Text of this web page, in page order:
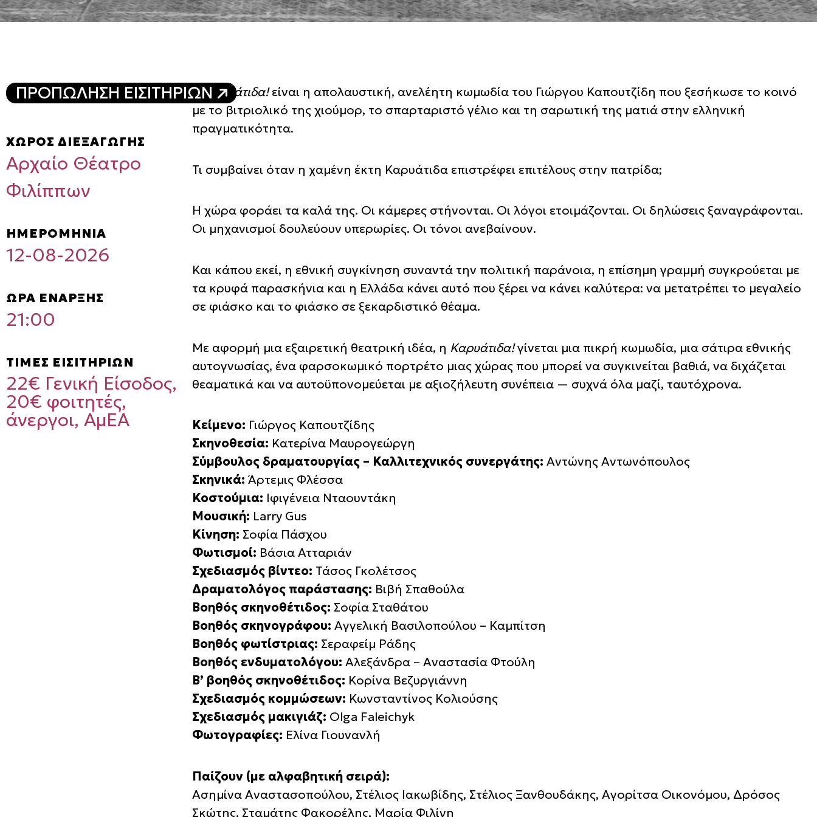
ΠΡΟΠΩΛΗΣΗ ΕΙΣΙΤΗΡΙΩΝ
ΧΩΡΟΣ ΔΙΕΞΑΓΩΓΗΣ
Αρχαίο Θέατρο
Φιλίππων
ΗΜΕΡΟΜΗΝΙΑ
12-08-2026
ΩΡΑ ΕΝΑΡΞΗΣ
21:00
ΤΙΜΕΣ ΕΙΣΙΤΗΡΙΩΝ
22€ Γενική Είσοδος,
20€ φοιτητές,
άνεργοι, ΑμΕΑ
Η Καρυάτιδα!είναι η απολαυστική, ανελέητη κωμωδία του Γιώργου Καπουτζίδη που ξεσήκωσε το κοινό
με το βιτριολικό της χιούμορ, το σπαρταριστό γέλιο και τη σαρωτική της ματιά στην ελληνική
πραγματικότητα.
Τι συμβαίνει όταν η χαμένη έκτη Καρυάτιδα επιστρέφει επιτέλους στην πατρίδα;
Η χώρα φοράει τα καλά της. Οι κάμερες στήνονται. Οι λόγοι ετοιμάζονται. Οι δηλώσεις ξαναγράφονται.
Οι μηχανισμοί δουλεύουν υπερωρίες. Οι τόνοι ανεβαίνουν.
Και κάπου εκεί, η εθνική συγκίνηση συναντά την πολιτική παράνοια, η επίσημη γραμμή συγκρούεται με
τα κρυφά παρασκήνια και η Ελλάδα κάνει αυτό που ξέρει να κάνει καλύτερα: να μετατρέπει το μεγαλείο
σε φιάσκο και το φιάσκο σε ξεκαρδιστικό θέαμα.
Με αφορμή μια εξαιρετική θεατρική ιδέα, η Καρυάτιδα!γίνεται μια πικρή κωμωδία, μια σάτιρα εθνικής
αυτογνωσίας, ένα φαρσοκωμικό πορτρέτο μιας χώρας που μπορεί να συγκινείται βαθιά, να διχάζεται
θεαματικά και να αυτοϋπονομεύεται με αξιοζήλευτη συνέπεια — συχνά όλα μαζί, ταυτόχρονα.
Κείμενο: Γιώργος Καπουτζίδης
Σκηνοθεσία: Κατερίνα Μαυρογεώργη
Σύμβουλος δραματουργίας – Καλλιτεχνικός συνεργάτης: Αντώνης Αντωνόπουλος
Σκηνικά: Άρτεμις Φλέσσα
Κοστούμια: Ιφιγένεια Νταουντάκη
Μουσική: Larry Gus
Κίνηση: Σοφία Πάσχου
Φωτισμοί: Βάσια Ατταριάν
Σχεδιασμός βίντεο: Τάσος Γκολέτσος
Δραματολόγος παράστασης: Βιβή Σπαθούλα
Βοηθός σκηνοθέτιδος: Σοφία Σταθάτου
Βοηθός σκηνογράφου: Αγγελική Βασιλοπούλου – Καμπίτση
Βοηθός φωτίστριας: Σεραφείμ Ράδης
Βοηθός ενδυματολόγου: Αλεξάνδρα – Αναστασία Φτούλη
Β’ βοηθός σκηνοθέτιδος: Κορίνα Βεζυργιάννη
Σχεδιασμός κομμώσεων: Κωνσταντίνος Κολιούσης
Σχεδιασμός μακιγιάζ: Olga Faleichyk
Φωτογραφίες: Ελίνα Γιουνανλή
Παίζουν (με αλφαβητική σειρά):
Ασημίνα Αναστασοπούλου, Στέλιος Ιακωβίδης, Στέλιος Ξανθουδάκης, Αγορίτσα Οικονόμου, Δρόσος
Σκώτης, Σταμάτης Φακορέλης, Μαρία Φιλίνη